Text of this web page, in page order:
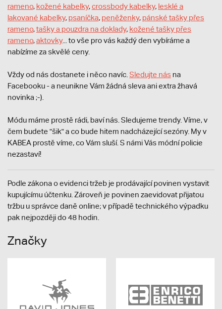
rameno, kožené kabelky,crossbody kabelky, lesklé a
lakované kabelky, psaníčka, peněženky, pánské tašky přes
rameno,tašky a pouzdra na doklady, kožené tašky přes
rameno,aktovky... to vše pro vás každý den vybíráme a
nabízíme za skvělé ceny.
Vždy od nás dostanete i něco navíc. Sledujte nás na
Facebooku - a neunikne Vám žádná sleva ani extra žhavá
novinka ;-).
Módu máme prostě rádi, baví nás. Sledujeme trendy. Víme, v
čem budete "šik" a co bude hitem nadcházející sezóny. My v
KABEA prostě víme, co Vám sluší. S námi Vás módní policie
nezastaví!
Podle zákona o evidenci tržeb je prodávající povinen vystavit
kupujícímu účtenku. Zároveň je povinen zaevidovat přijatou
tržbu u správce daně online; v případě technického výpadku
pak nejpozději do 48 hodin.
Značky